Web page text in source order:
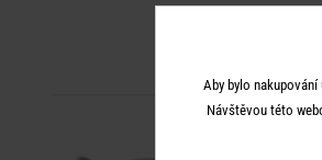
Aby bylo
Návštěvou této